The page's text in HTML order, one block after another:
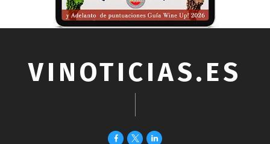
VINOTICIAS.ES